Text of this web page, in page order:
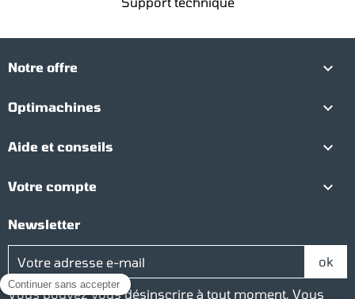
Notre offre 
Optimachines 
Aide et conseils 
Votre compte 
Newsletter
Vous pouvez vous désinscrire à tout moment. Vous